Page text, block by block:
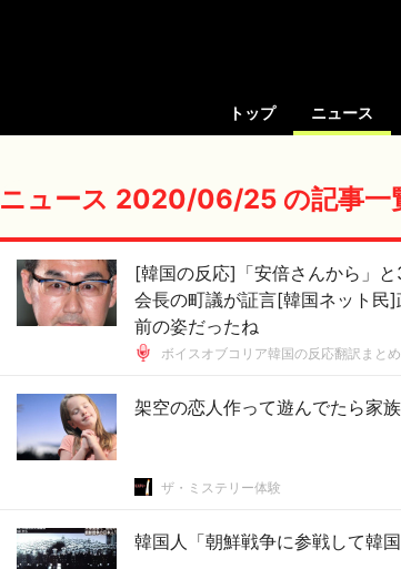
トップ ニュース
ニュース 2020/06/25 の記事一
[韓国の反応]「安倍さんから」
会長の町議が証言[韓国ネット民
前の姿だったね
ボイスオブコリア韓国の反応翻訳まとめ
架空の恋人作って遊んでたら家
ザ・ミステリー体験
韓国人「朝鮮戦争に参戦して韓